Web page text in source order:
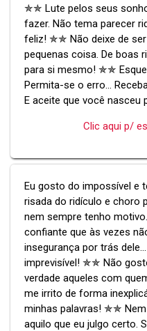
✯✯ Lute pelos seus
fazer. Não tema parecer
feliz! ✯✯ Não deixe de ser
pequenas coisa. De boas
para si mesmo! ✯✯
Permita-se o erro...
E aceite que você nasceu
Clic aqui p/
Eu gosto do impossível e
risada do ridículo e choro
nem sempre tenho
confiante que às vezes
insegurança por trás
imprevisível! ✯✯ Não
verdade aqueles com
me irrito de forma
minhas palavras! ✯✯
aquilo que eu julgo certo.